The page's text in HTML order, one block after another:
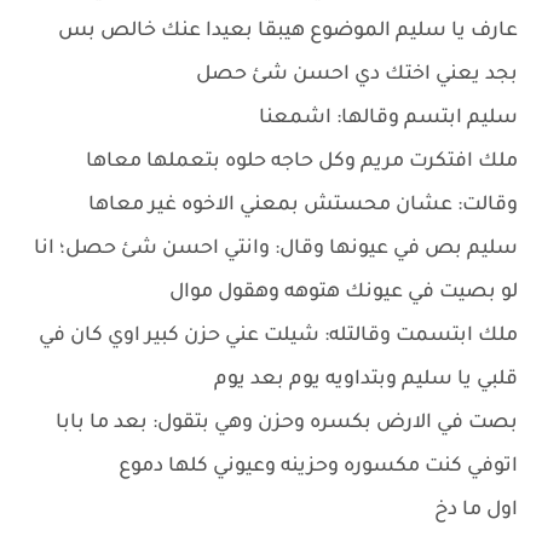
عارف يا سليم الموضوع هيبقا بعيدا عنك خالص بس
بجد يعني اختك دي احسن شئ حصل
سليم ابتسم وقالها: اشمعنا
ملك افتكرت مريم وكل حاجه حلوه بتعملها معاها
وقالت: عشان محستش بمعني الاخوه غير معاها
سليم بص في عيونها وقال: وانتي احسن شئ حصل؛ انا
لو بصيت في عيونك هتوهه وهقول موال
ملك ابتسمت وقالتله: شيلت عني حزن كبير اوي كان في
قلبي يا سليم وبتداويه يوم بعد يوم
بصت في الارض بكسره وحزن وهي بتقول: بعد ما بابا
اتوفي كنت مكسوره وحزينه وعيوني كلها دموع
اول ما دخ